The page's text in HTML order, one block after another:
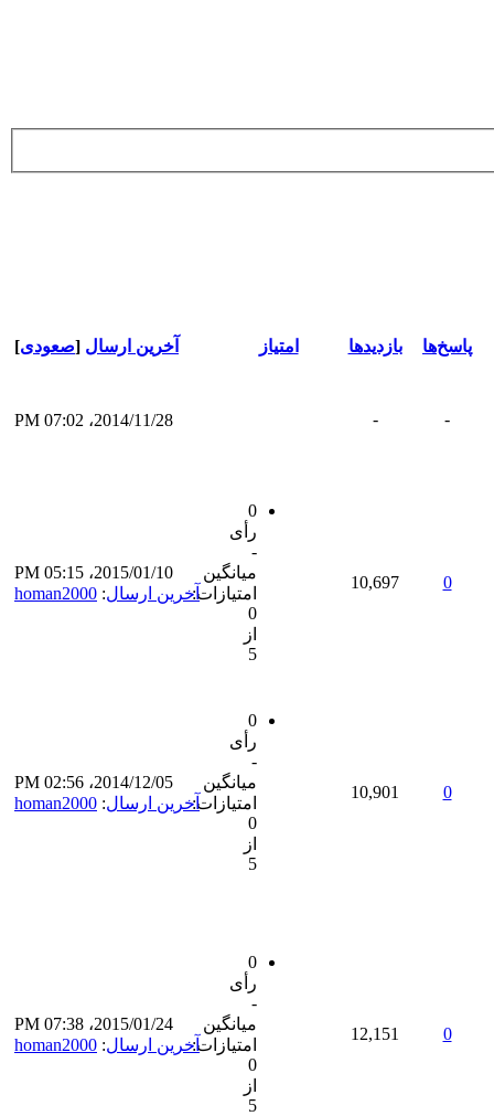
پاسخ‌ها بازدید‌ها امتیاز آخرین ارسال [صعودی]
-
- 2014/11/28، 07:02 PM
0
10,697
0
رأی
-
میانگین
امتیازات:
0
از
5
2015/01/10، 05:15 PM
آخرین ارسال:
homan2000
0
10,901
0
رأی
-
میانگین
امتیازات:
0
از
5
2014/12/05، 02:56 PM
آخرین ارسال:
homan2000
0
12,151
0
رأی
-
میانگین
امتیازات:
0
از
5
2015/01/24، 07:38 PM
آخرین ارسال:
homan2000